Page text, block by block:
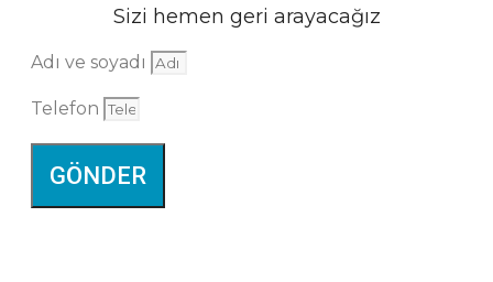
Sizi hemen geri arayacağız
Adı ve soyadı
Telefon
GÖNDER